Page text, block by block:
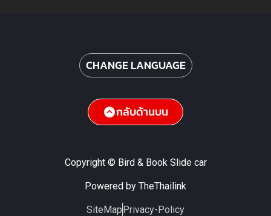
Copyright © Bird & Book Slide car
Powered by TheThailink
SiteMapPrivacy-Policy
CHANGE LANGUAGE
กลับด้านบน